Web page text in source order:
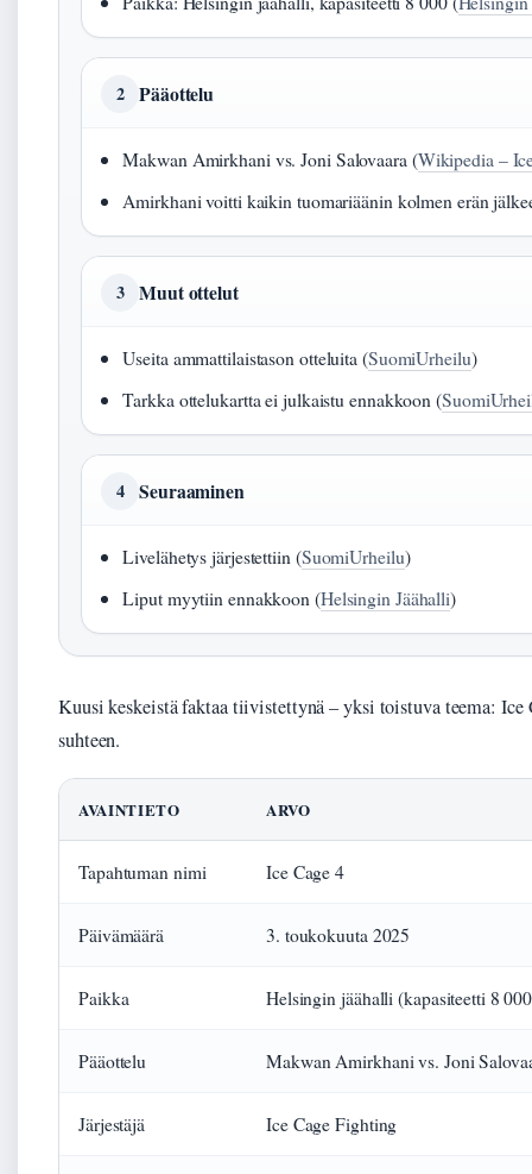
2 Pääottelu
Makwan Amirkhani vs. Joni Salovaara (Wikipedia –
Amirkhani voitti kaikin tuomariäänin kolmen erän
3 Muut ottelut
Useita ammattilaistason otteluita (SuomiUrheilu)
Tarkka ottelukartta ei julkaistu ennakkoon (
4 Seuraaminen
Livelähetys järjestettiin (SuomiUrheilu)
Liput myytiin ennakkoon (Helsingin Jäähalli)
Kuusi keskeistä faktaa tiivistettynä – yksi toistuva teema: Ice
suhteen.
AVAINTIETO ARVO
Tapahtuman nimi Ice Cage 4
Päivämäärä 3. toukokuuta 2025
Paikka Helsingin jäähalli (kapasiteetti 8
Pääottelu Makwan Amirkhani vs. Joni
Järjestäjä Ice Cage Fighting